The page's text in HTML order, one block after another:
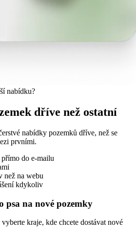
nabídku?
dříve než ostatní
nabídky pozemků dříve, než se
prvními.
do e-mailu
než na webu
kdykoliv
psa na nové pozemky
kraje, kde chcete dostávat nové